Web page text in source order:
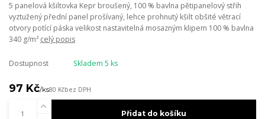
5 panelová kšiltovka Kepr broušený, 100 % bavlna pětipanelový střih
vyztužený přední panel prošívaný, lehce prohnutý kšilt obšité větrací
otvory potící páska velikost nastavitelná mosazným klipem 100 % bavlna
340 g/m² celý popis
Dostupnost Skladem 5 ks
97 Kč/ks80 Kčbez DPH
Přidat do košíku